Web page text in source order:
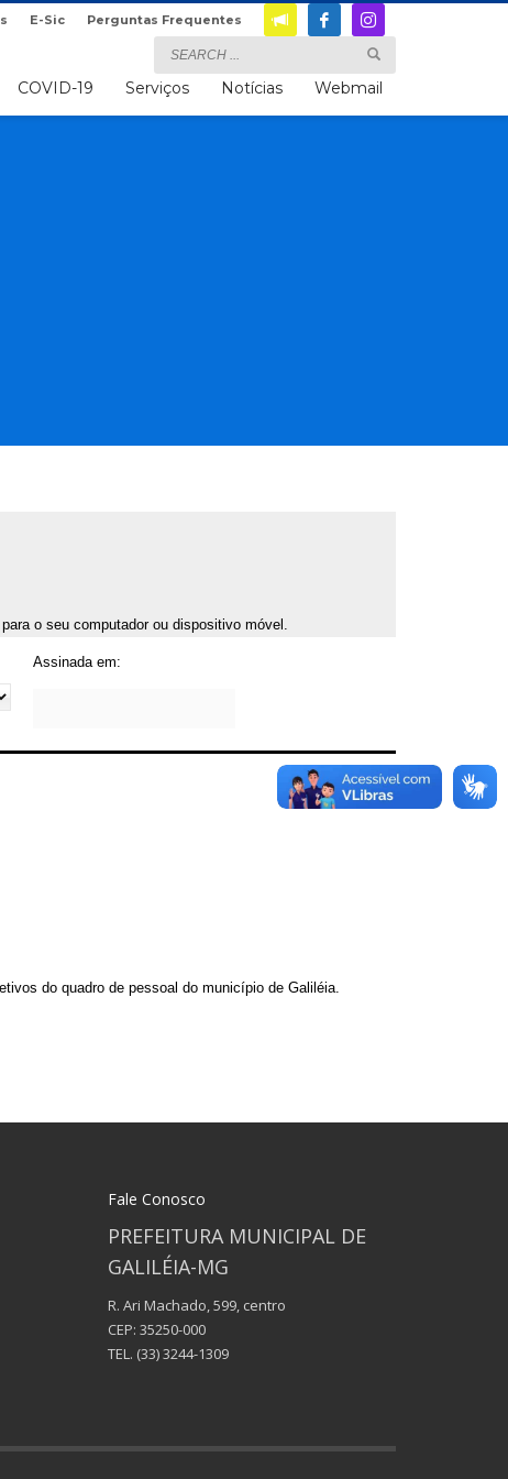
E-Sic Perguntas Frequentes
COVID-19 Serviços Notícias Webmail
o seu computador ou dispositivo móvel.
Assinada em:
do quadro de pessoal do município de Galiléia.
Fale Conosco
PREFEITURA MUNICIPAL DE
GALILÉIA-MG
R. Ari Machado, 599, centro
CEP: 35250-000
TEL. (33) 3244-1309